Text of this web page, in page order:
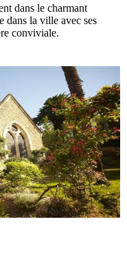
dans le charmant
dans la ville avec ses
conviviale.